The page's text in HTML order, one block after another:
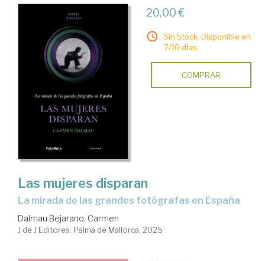
20,00 €
Sin Stock. Disponible en
7/10 días.
COMPRAR
Las mujeres disparan
La mirada de las grandes fotógrafas en España
Dalmau Bejarano, Carmen
J de J Editores. Palma de Mallorca, 2025